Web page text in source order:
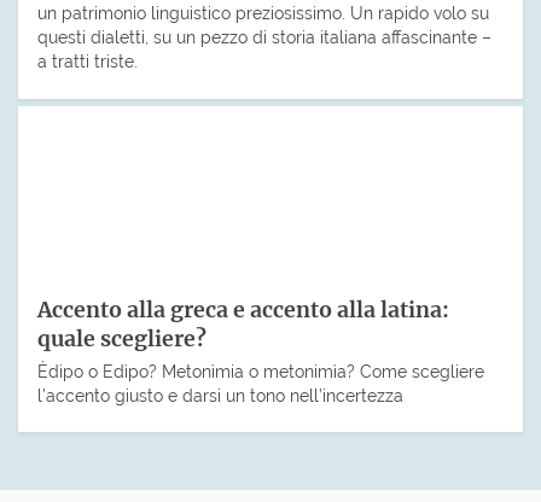
un patrimonio linguistico preziosissimo. Un rapido volo su
questi dialetti, su un pezzo di storia italiana affascinante –
a tratti triste.
Accento alla greca e accento alla latina:
quale scegliere?
Èdipo o Edìpo? Metonìmia o metonimìa? Come scegliere
l’accento giusto e darsi un tono nell’incertezza